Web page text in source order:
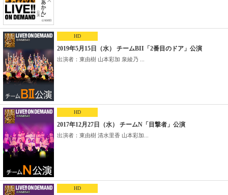
HD
2019年5月15日（水） チームBII「2番目のドア」公演
出演者：東由樹 山本彩加 泉綾乃 ...
HD
2017年12月27日（水） チームN「目撃者」公演
出演者：東由樹 清水里香 山本彩加...
HD